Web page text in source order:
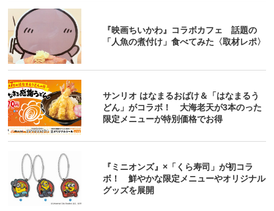
『映画ちいかわ』コラボカフェ 話題の
「人魚の煮付け」食べてみた〈取材レポ〉
サンリオ はなまるおばけ＆「はなまるう
どん」がコラボ！ 大海老天が3本のった
限定メニューが特別価格でお得
『ミニオンズ』×「くら寿司」が初コラ
ボ！ 鮮やかな限定メニューやオリジナル
グッズを展開